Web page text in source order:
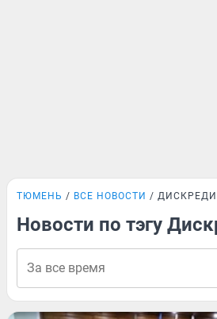
ТЮМЕНЬ ВСЕ НОВОСТИ
Новости по тэгу